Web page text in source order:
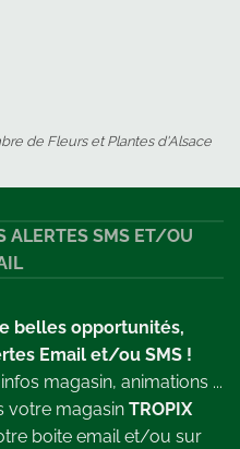
de Fleurs et Plantes d'Alsace
ALERTES SMS ET/OU
belles opportunités,
Email et/ou SMS !
magasin, animations ...
votre magasin TROPIX
boite email et/ou sur